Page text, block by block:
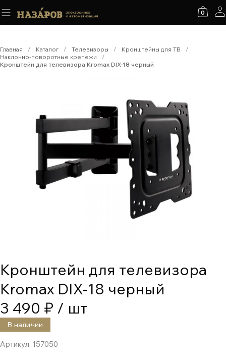
0
Главная / Каталог / Телевизоры / Кронштейны для ТВ
/
Наклонно-поворотные крепежи
/
Кронштейн для телевизора Kromax DIX-18 черный
Кронштейн для телевизора
Kromax DIX-18 черный
3 490 ₽ / шт
В наличии
Артикул: 157050